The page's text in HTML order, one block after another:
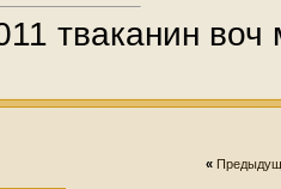
тваканин воч
«